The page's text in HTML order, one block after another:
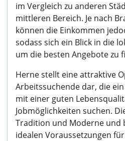
im Vergleich zu anderen
mittleren Bereich. Je nach
können die Einkommen
sodass sich ein Blick in die
um die besten Angebote zu
Herne stellt eine attraktive
Arbeitssuchende dar, die
mit einer guten
Jobmöglichkeiten suchen.
Tradition und Moderne und
idealen Voraussetzungen